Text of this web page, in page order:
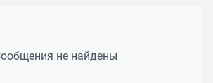
не найдены